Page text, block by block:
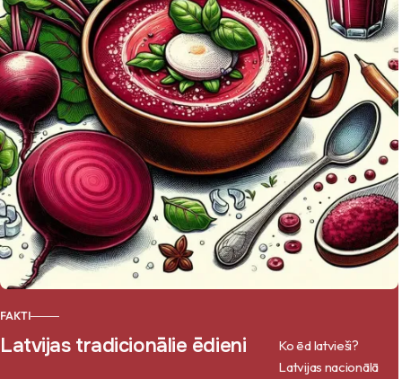
FAKTI
Latvijas tradicionālie ēdieni
Ko ēd latvieši?
Latvijas nacionālā